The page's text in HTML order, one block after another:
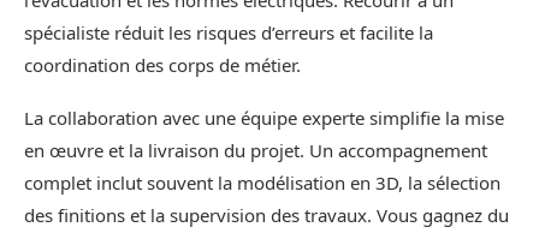
spécialiste réduit les risques d’erreurs et facilite la
coordination des corps de métier.
La collaboration avec une équipe experte simplifie la mise
en œuvre et la livraison du projet. Un accompagnement
complet inclut souvent la modélisation en 3D, la sélection
des finitions et la supervision des travaux. Vous gagnez du